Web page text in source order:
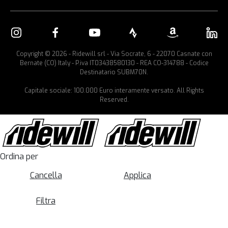
Copyright © 2026 - Ridewill srl - Via Socrate, 6 - 22070 Casnate con
Bernate (CO) Italy - P.iva IT03438580130 - REA CO-314788 - Codice
Destinatario SUBM70N.
Capitale sociale: 100.000 Euro interamente versato. All Rights
Reserved.
Ordina per
Cancella
Applica
Filtra